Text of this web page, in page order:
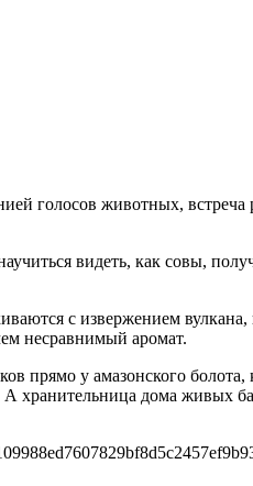
голосов животных,
видеть, как совы,
с извержением
несравнимый аромат.
прямо у амазонского
хранительница дома живых